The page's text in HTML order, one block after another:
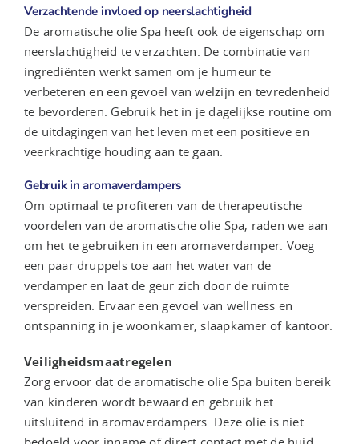
Verzachtende invloed op neerslachtigheid
De aromatische olie Spa heeft ook de eigenschap om
neerslachtigheid te verzachten. De combinatie van
ingrediënten werkt samen om je humeur te
verbeteren en een gevoel van welzijn en tevredenheid
te bevorderen. Gebruik het in je dagelijkse routine om
de uitdagingen van het leven met een positieve en
veerkrachtige houding aan te gaan.
Gebruik in aromaverdampers
Om optimaal te profiteren van de therapeutische
voordelen van de aromatische olie Spa, raden we aan
om het te gebruiken in een aromaverdamper. Voeg
een paar druppels toe aan het water van de
verdamper en laat de geur zich door de ruimte
verspreiden. Ervaar een gevoel van wellness en
ontspanning in je woonkamer, slaapkamer of kantoor.
Veiligheidsmaatregelen
Zorg ervoor dat de aromatische olie Spa buiten bereik
van kinderen wordt bewaard en gebruik het
uitsluitend in aromaverdampers. Deze olie is niet